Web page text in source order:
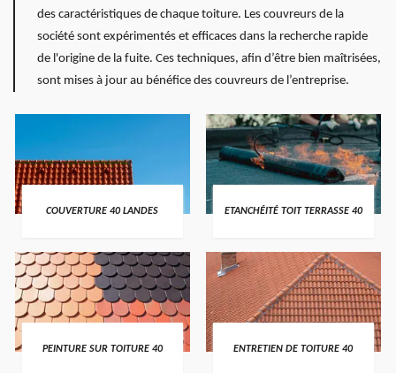
des caractéristiques de chaque toiture. Les couvreurs de la
société sont expérimentés et efficaces dans la recherche rapide
de l'origine de la fuite. Ces techniques, afin d’être bien maîtrisées,
sont mises à jour au bénéfice des couvreurs de l’entreprise.
COUVERTURE 40 LANDES ETANCHÉITÉ TOIT TERRASSE 40
PEINTURE SUR TOITURE 40 ENTRETIEN DE TOITURE 40